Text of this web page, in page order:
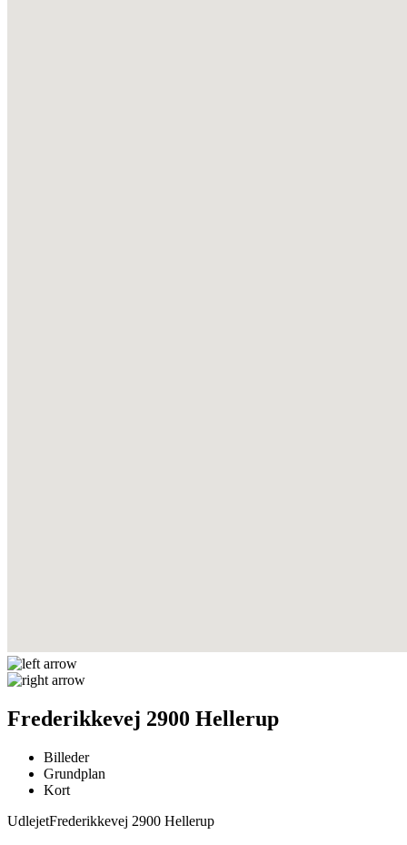
Frederikkevej 2900 Hellerup
Billeder
Grundplan
Kort
UdlejetFrederikkevej 2900 Hellerup